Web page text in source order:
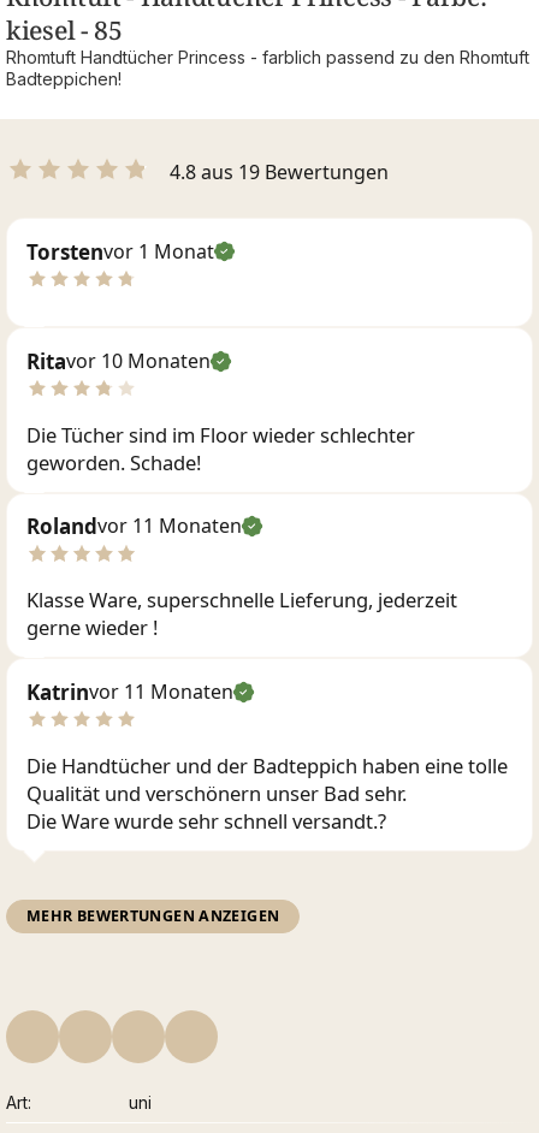
kiesel - 85
Rhomtuft Handtücher Princess - farblich passend zu den Rhomtuft
Badteppichen!
4.8 aus 19 Bewertungen
Torstenvor 1 Monat
Ritavor 10 Monaten
Die Tücher sind im Floor wieder schlechter
geworden. Schade!
Rolandvor 11 Monaten
Klasse Ware, superschnelle Lieferung, jederzeit
gerne wieder !
Katrinvor 11 Monaten
Die Handtücher und der Badteppich haben eine tolle
Qualität und verschönern unser Bad sehr.
Die Ware wurde sehr schnell versandt.?
MEHR BEWERTUNGEN ANZEIGEN
Art
uni